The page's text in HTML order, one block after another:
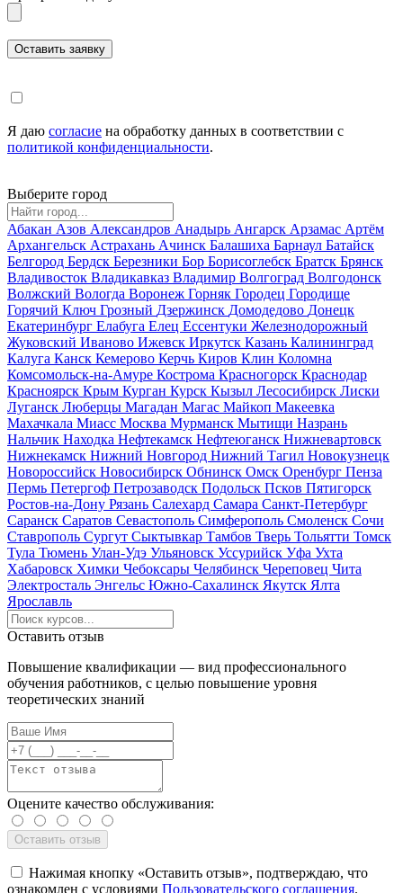
Я даю согласие на обработку данных в соответствии с
политикой конфиденциальности.
Выберите город
Абакан Азов Александров Анадырь Ангарск Арзамас Артём
Архангельск Астрахань Ачинск Балашиха Барнаул Батайск
Белгород Бердск Березники Бор Борисоглебск Братск Брянск
Владивосток Владикавказ Владимир Волгоград Волгодонск
Волжский Вологда Воронеж Горняк Городец Городище
Горячий Ключ Грозный Дзержинск Домодедово Донецк
Екатеринбург Елабуга Елец Ессентуки Железнодорожный
Жуковский Иваново Ижевск Иркутск Казань Калининград
Калуга Канск Кемерово Керчь Киров Клин Коломна
Комсомольск-на-Амуре Кострома Красногорск Краснодар
Красноярск Крым Курган Курск Кызыл Лесосибирск Лиски
Луганск Люберцы Магадан Магас Майкоп Макеевка
Махачкала Миасс Москва Мурманск Мытищи Назрань
Нальчик Находка Нефтекамск Нефтеюганск Нижневартовск
Нижнекамск Нижний Новгород Нижний Тагил Новокузнецк
Новороссийск Новосибирск Обнинск Омск Оренбург Пенза
Пермь Петергоф Петрозаводск Подольск Псков Пятигорск
Ростов-на-Дону Рязань Салехард Самара Санкт-Петербург
Саранск Саратов Севастополь Симферополь Смоленск Сочи
Ставрополь Сургут Сыктывкар Тамбов Тверь Тольятти Томск
Тула Тюмень Улан-Удэ Ульяновск Уссурийск Уфа Ухта
Хабаровск Химки Чебоксары Челябинск Череповец Чита
Электросталь Энгельс Южно-Сахалинск Якутск Ялта
Ярославль
Оставить отзыв
Повышение квалификации — вид профессионального
обучения работников, с целью повышение уровня
теоретических знаний
Оцените качество обслуживания:
Нажимая кнопку «Оставить отзыв», подтверждаю, что
ознакомлен с условиями Пользовательского соглашения.